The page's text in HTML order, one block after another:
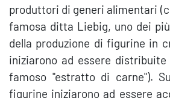
produttori di generi alimentari
famosa ditta Liebig, uno dei
della produzione di figurine in
iniziarono ad essere
famoso "estratto di carne").
figurine iniziarono ad essere